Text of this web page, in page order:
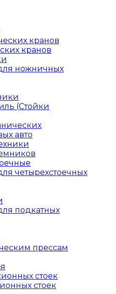
кранов
кранов
ножничных
(Стойки
авто
четырехстоечных
подкатных
прессам
стоек
стоек